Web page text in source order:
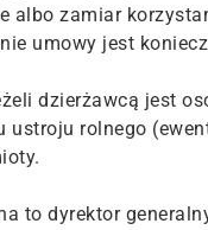
albo zamiar
umowy jest
dzierżawcą jest
rolnego
to dyrektor